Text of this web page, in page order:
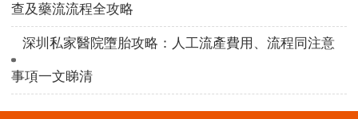
查及藥流流程全攻略
深圳私家醫院墮胎攻略：人工流產費用、流程同注意
事項一文睇清